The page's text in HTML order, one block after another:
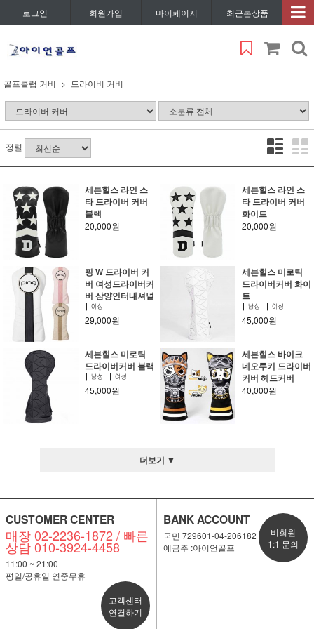
로그인 회원가입 마이페이지 최근본상품
골프클럽 커버 드라이버 커버
정렬
세븐힐스 라인 스
타 드라이버 커버
블랙
20,000원
세븐힐스 라인 스
타 드라이버 커버
화이트
20,000원
핑 W 드라이버 커
버 여성드라이버커
버 삼양인터내셔널
29,000원
세븐힐스 미로틱
드라이버커버 화이
트
45,000원
세븐힐스 미로틱
드라이버커버 블랙
45,000원
세븐힐스 바이크
네오루키 드라이버
커버 헤드커버
40,000원
더보기 ▼
CUSTOMER CENTER
매장 02-2236-1872 / 빠른
상담 010-3924-4458
11:00 ~ 21:00
평일/공휴일 연중무휴
고객센터
연결하기
BANK ACCOUNT
국민 729601-04-206182
예금주 :아이언골프
비회원
1:1 문의